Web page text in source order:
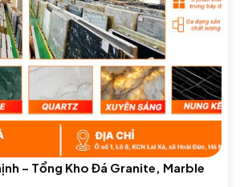
– Tổng Kho Đá Granite, Marble